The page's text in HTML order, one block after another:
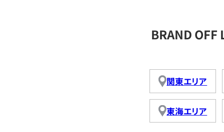
BRAND
関東エリア
東海エリア